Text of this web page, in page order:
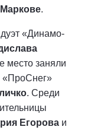
.
«Динамо-
место заняли
«ПроСнег»
. Среди
Егорова и